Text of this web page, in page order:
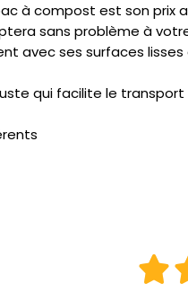
à compost est son prix
sans problème à
avec ses surfaces lisses
qui facilite le
